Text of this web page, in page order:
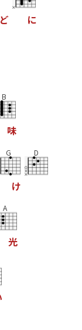
ど に
B
味
G
け
D
A
光